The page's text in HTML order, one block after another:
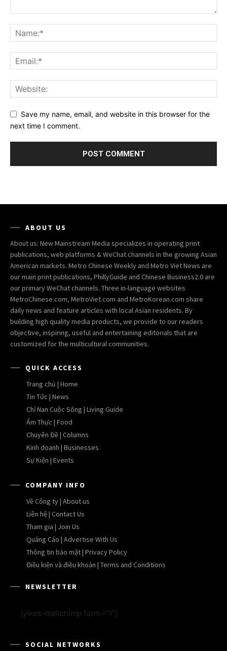
Save my name, email, and website in this browser for the
next time I comment.
ABOUT US
About us: New Mainstream Media specializes in operating print
publications, web platforms & WeChat channels in the growing Asian
American markets. Metro Chinese Weekly and Metro Viet News are
our main print publications, PhillyGuide and Chinese Business2.0 are
our primary WeChat channels. Three in-language websites
MetroChinese.com, MetroViet.com and MetroKorean.com share
daily news and feature articles with local Asian residents. By
building high quality media products, we provide to our readers
objective, inspiring, useful and entertaining editorials that are
customized for the multicultural communities.
QUICK ACCESS
Trang chủ | Home
Tin Tức | News
Chỉ Nan Cuộc Sống | Living Guide
Ẩm Thực | Food
Chuyên Đề | Columns
Kinh doanh | Businesses
Sự Kiện | Events
COMPANY INFO
Về Công ty | About us
Liên hệ | Contact Us
Tham gia | Join Us
Quảng Cáo | Advertise With Us
Thông tin bảo mật | Privacy Policy
Điều kiện và điều khoản | Terms and Conditions
NEWSLETTER
[yikes-mailchimp form="1"]
SOCIAL NETWORKS